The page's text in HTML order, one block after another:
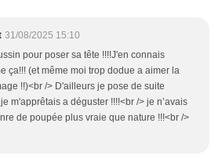
31/08/2025 15:10
pour poser sa tête !!!!J'en connais
ça!!! (et même moi trop dodue a aimer la
!!)<br /> D'ailleurs je pose de suite
m'apprêtais a déguster !!!!<br /> je n’avais
de poupée plus vraie que nature !!!<br />